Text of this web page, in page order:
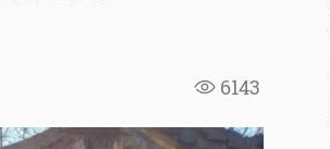
6143